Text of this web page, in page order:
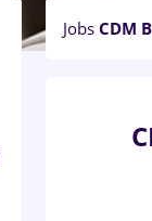
Jobs CDM